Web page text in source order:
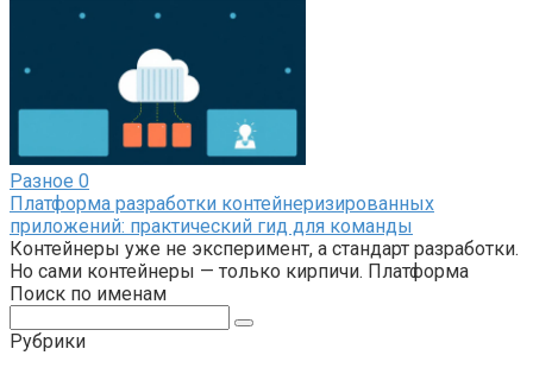
Разное 0
Платформа разработки контейнеризированных
приложений: практический гид для команды
Контейнеры уже не эксперимент, а стандарт разработки.
Но сами контейнеры — только кирпичи. Платформа
Поиск по именам
Рубрики